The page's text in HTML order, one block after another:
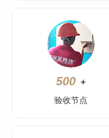
500 +
验收节点